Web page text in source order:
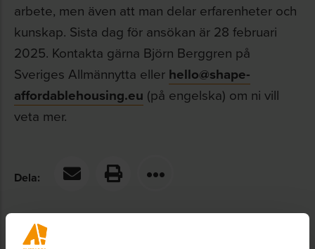
arbete, men även att man delar erfarenheter och
kunskap. Sista dag för ansökan är 28 februari
2025. Kontakta gärna Björn Berggren på
Sveriges Allmännytta eller hello@shape-
affordablehousing.eu (på engelska) om ni vill
veta mer.
Dela: